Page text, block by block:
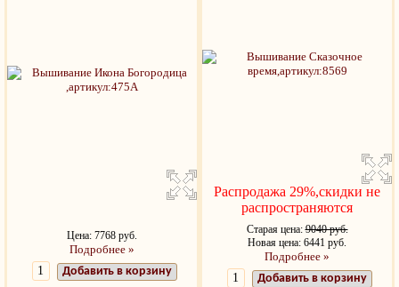
Цена: 7768 руб.
Подробнее »
Добавить в корзину
Распродажа 29%,скидки не
распространяются
Старая цена:9040 руб.
Новая цена: 6441 руб.
Подробнее »
Добавить в корзину